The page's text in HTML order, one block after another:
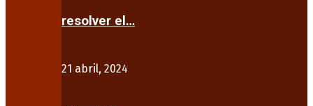
resolver el…
21 abril, 2024